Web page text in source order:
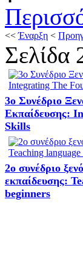
<<Έναρξη <
Σελίδα
3ο Συνέδριο
Εκπαίδευσης:
Skills
2o συνέδριο
εκπαίδευσης:
beginners